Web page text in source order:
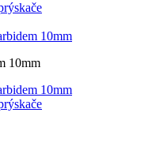
10mm
10mm
10mm